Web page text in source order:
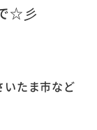
☆彡
いたま市など